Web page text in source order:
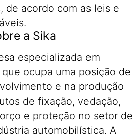
de acordo com as leis e
a Sika
especializada em
ocupa uma posição de
e na produção
de fixação, vedação,
e proteção no setor de
automobilística. A